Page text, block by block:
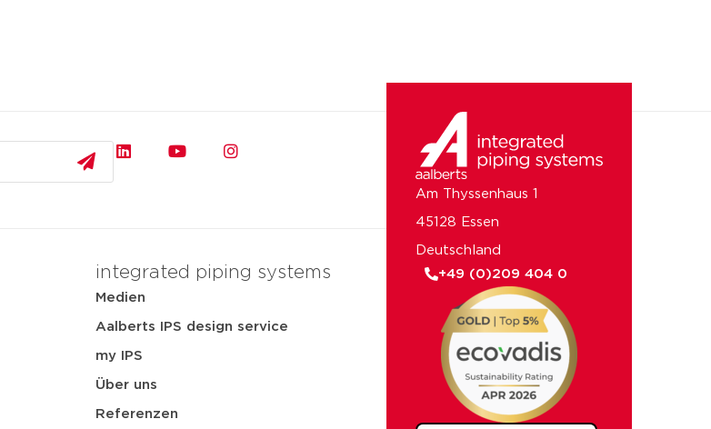
integrated piping systems
Medien
Aalberts IPS design service
my IPS
Über uns
Referenzen
Am Thyssenhaus 1
45128 Essen
Deutschland
+49 (0)209 404 0